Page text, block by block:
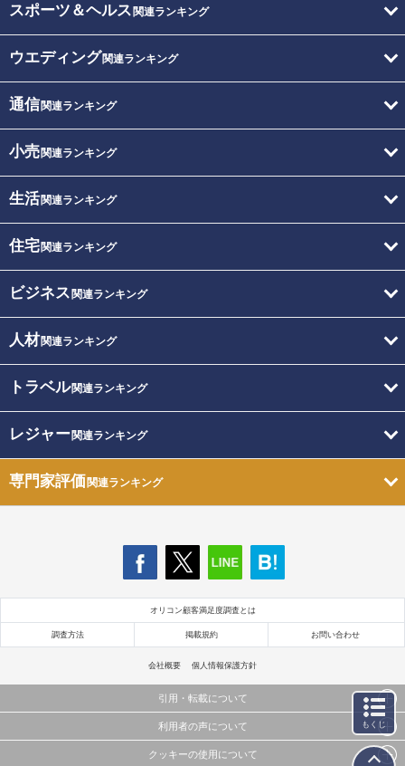
スポーツ＆ヘルス 関連ランキング
ウエディング関連ランキング
通信関連ランキング
小売関連ランキング
生活関連ランキング
住宅関連ランキング
ビジネス 関連ランキング
人材関連ランキング
トラベル関連ランキング
レジャー関連ランキング
専門家評価関連ランキング
オリコン顧客満足度調査とは
調査方法 掲載規約 お問い合わせ
会社概要 個人情報保護方針
引用・転載について
当サイトで公開されている情報（文字、写真、イラスト、画像データ等）及びこれらの配置・
これらの情報を権利者の許可なく無断転載・複製などの二次利用を行うことは固く禁じており
利用者の声について
当サイトに掲載している内容はすべてサービスの利用者が提出された見解・感想です。
クッキーの使用について
もくじ